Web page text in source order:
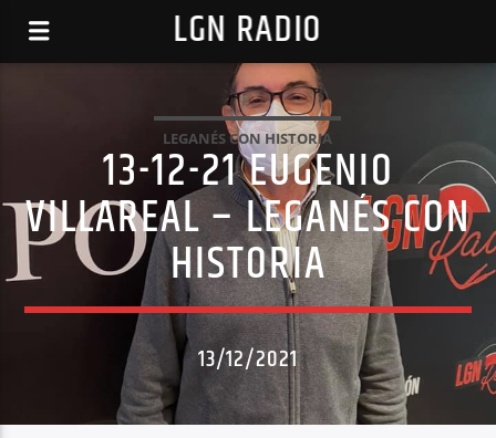
LGN RADIO
LEGANÉS CON HISTORIA
13-12-21 EUGENIO
VILLAREAL – LEGANÉS CON
HISTORIA
13/12/2021